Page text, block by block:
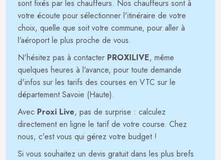
sont fixés par les chauffeurs. Nos chauffeurs sont à
votre écoute pour sélectionner l'itinéraire de votre
choix, quelle que soit votre commune, pour aller à
l'aéroport le plus proche de vous.
N'hésitez pas à contacter PROXILIVE, même
quelques heures à l'avance, pour toute demande
d'infos sur les tarifs des courses en VTC sur le
département Savoie (Haute).
Avec Proxi Live, pas de surprise : calculez
directement en ligne le tarif de votre course. Chez
nous, c'est vous qui gérez votre budget !
Si vous souhaitez un devis gratuit dans les plus brefs